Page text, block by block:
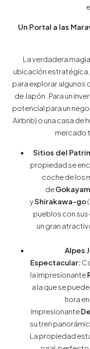
Un Portal a las
La verdadera
ubicación
para explorar algunos
de Japón. Para un
potencial para un
Airbnb) o una casa de
mercado
Sitios del
propiedad se
coche de los
de
yShirakawa-go
pueblos con
un gran
Alpes
Espectacular:
la impresionante
a la que se
hora
impresionante
su tren
La propiedad